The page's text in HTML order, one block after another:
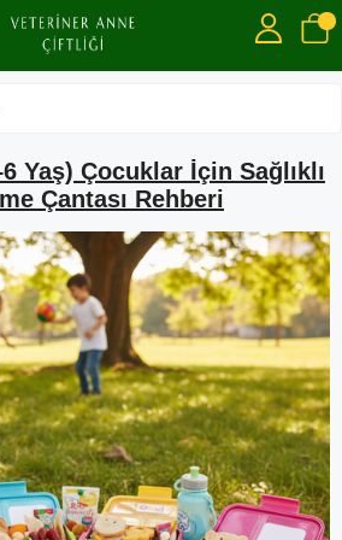
Yaş) Çocuklar İçin Sağlıklı
Çantası Rehberi